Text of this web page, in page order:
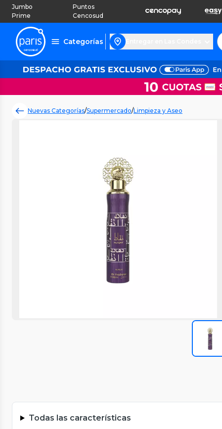
Jumbo
Prime
Puntos
Cencosud
Categorías
Nuevas Categorías/Supermercado/Limpieza y Aseo
Todas las características